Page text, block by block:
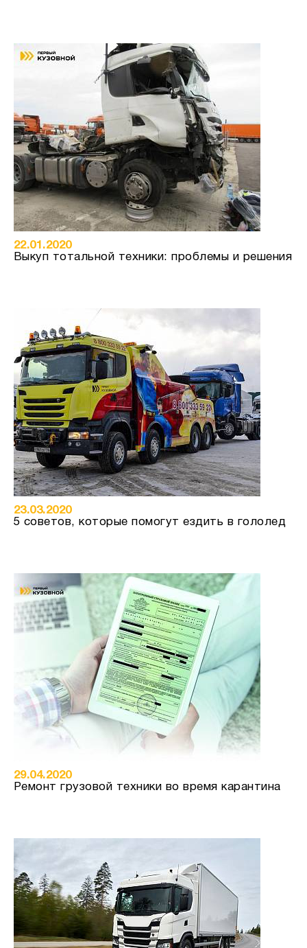
22.01.2020
Выкуп тотальной техники: проблемы и решения
23.03.2020
5 советов, которые помогут ездить в гололед
29.04.2020
Ремонт грузовой техники во время карантина